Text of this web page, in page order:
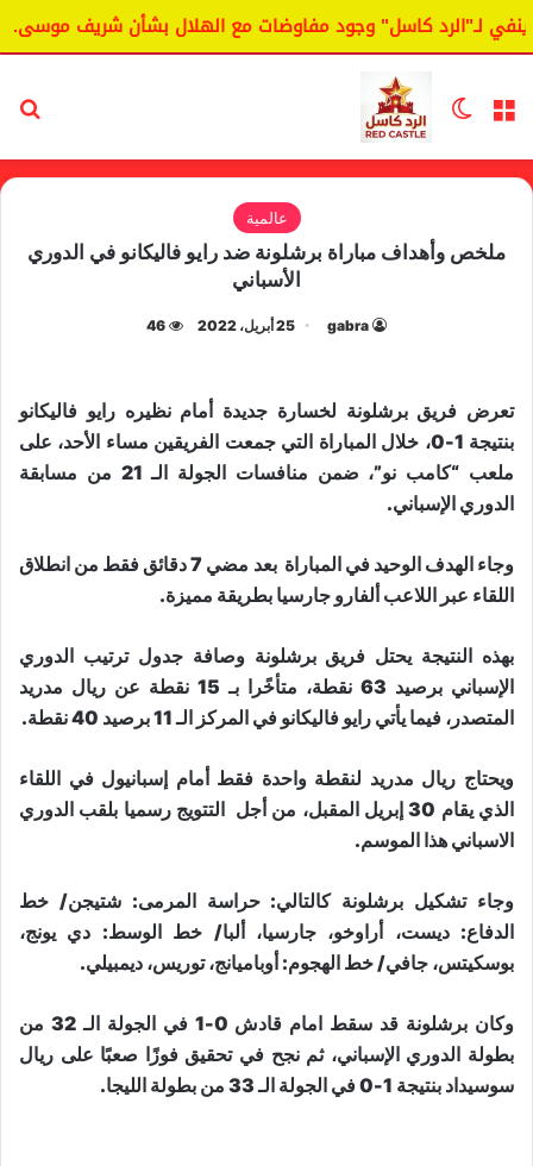
لـ"الرد كاسل" وجود مفاوضات مع الهلال بشأن شريف موسى.
القائمة الوضع المظلم
عالمية
ملخص وأهداف مباراة برشلونة ضد رايو فاليكانو في الدوري
الأسباني
gabra 25 أبريل، 2022 46
تعرض فريق برشلونة لخسارة جديدة أمام نظيره رايو فاليكانو
بنتيجة 1-0، خلال المباراة التي جمعت الفريقين مساء الأحد، على
ملعب “كامب نو”، ضمن منافسات الجولة الـ 21 من مسابقة
الدوري الإسباني.
وجاء الهدف الوحيد في المباراة بعد مضي 7 دقائق فقط من انطلاق
اللقاء عبر اللاعب ألفارو جارسيا بطريقة مميزة.
بهذه النتيجة يحتل فريق برشلونة وصافة جدول ترتيب الدوري
الإسباني برصيد 63 نقطة، متأخًرا بـ 15 نقطة عن ريال مدريد
المتصدر، فيما يأتي رايو فاليكانو في المركز الـ 11 برصيد 40 نقطة.
ويحتاج ريال مدريد لنقطة واحدة فقط أمام إسبانيول في اللقاء
الذي يقام 30 إبريل المقبل، من أجل التتويج رسميا بلقب الدوري
الاسباني هذا الموسم.
وجاء تشكيل برشلونة كالتالي: حراسة المرمى: شتيجن/ خط
الدفاع: ديست، أراوخو، جارسيا، ألبا/ خط الوسط: دي يونج،
بوسكيتس، جافي/ خط الهجوم: أوباميانج، توريس، ديمبيلي.
وكان برشلونة قد سقط امام قادش 0-1 في الجولة الـ 32 من
بطولة الدوري الإسباني، ثم نجح في تحقيق فوزًا صعبًا على ريال
سوسيداد بنتيجة 1-0 في الجولة الـ 33 من بطولة الليجا.